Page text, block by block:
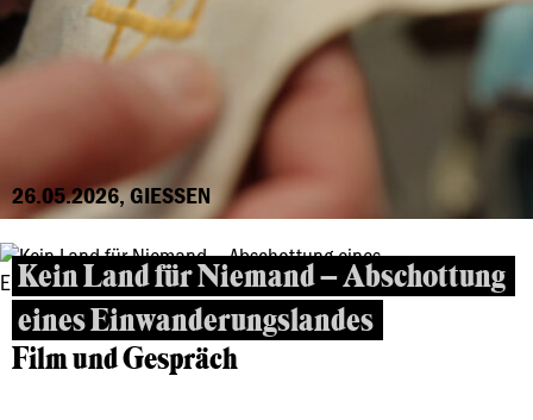
26.05.2026, GIESSEN
Kein Land für Niemand – Abschottung
eines Einwanderungslandes
Film und Gespräch